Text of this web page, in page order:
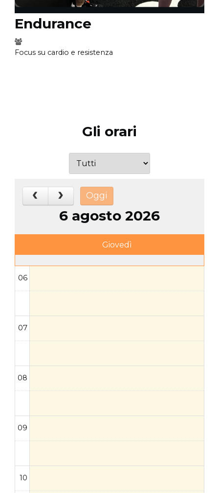
Endurance
Focus su cardio e resistenza
Gli orari
Oggi
6 agosto 2026
Giovedì
06
07
08
09
10